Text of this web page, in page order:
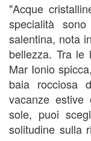
"Acque
specialità
salentina, nota
bellezza. Tra le
Mar Ionio
baia rocciosa
vacanze
sole, puoi
solitudine sulla